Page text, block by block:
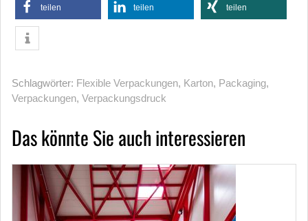
teilen teilen teilen
Schlagwörter: Flexible Verpackungen, Karton, Packaging,
Verpackungen, Verpackungsdruck
Das könnte Sie auch interessieren